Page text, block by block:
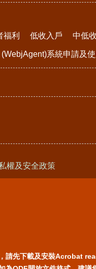
福利 低收入戶 中低
系統申請及
權及安全政策
請先下載及安裝Acrobat